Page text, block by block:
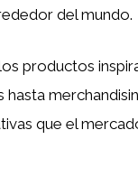
del mundo.
productos
que el